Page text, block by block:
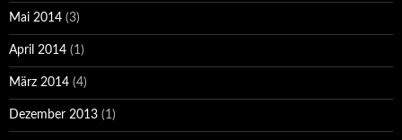
Mai 2014 (3)
April 2014 (1)
März 2014 (4)
Dezember 2013 (1)